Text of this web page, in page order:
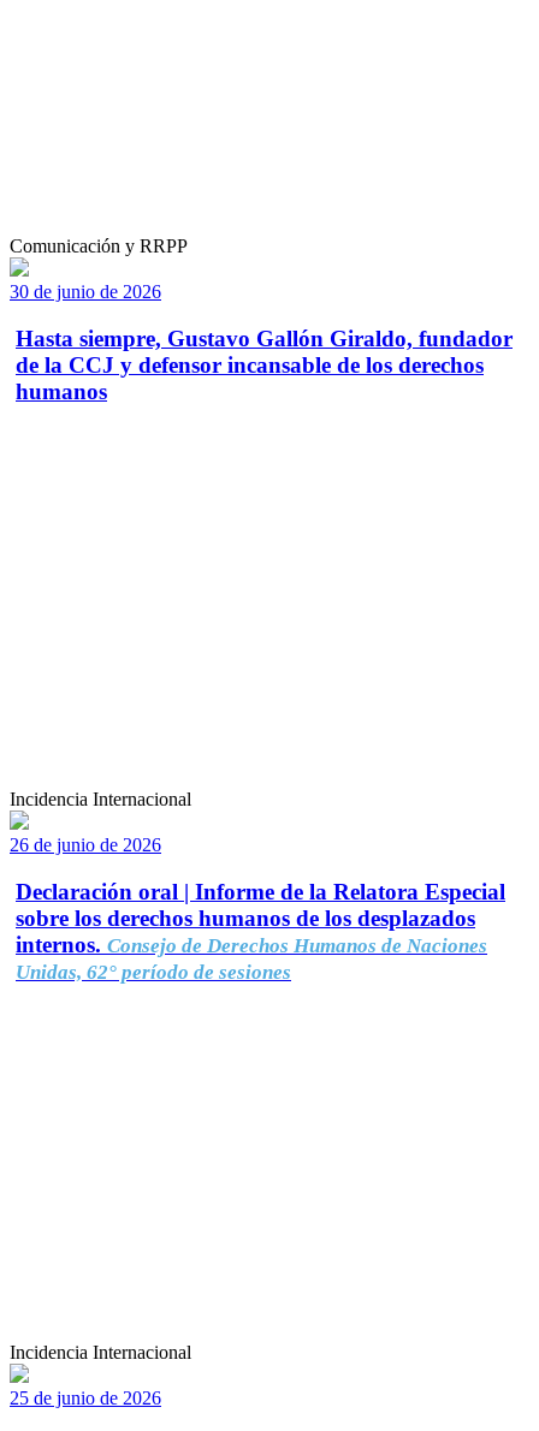
Comunicación y RRPP
30 de junio de 2026
Hasta siempre, Gustavo Gallón Giraldo, fundador
de la CCJ y defensor incansable de los derechos
humanos
Incidencia Internacional
26 de junio de 2026
Declaración oral | Informe de la Relatora Especial
sobre los derechos humanos de los desplazados
internos. Consejo de Derechos Humanos de Naciones
Unidas, 62° período de sesiones
Incidencia Internacional
25 de junio de 2026